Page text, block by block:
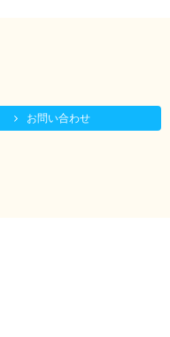
お問い合わせ